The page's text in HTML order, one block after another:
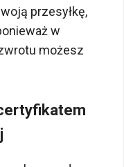
przesyłkę,
w
możesz